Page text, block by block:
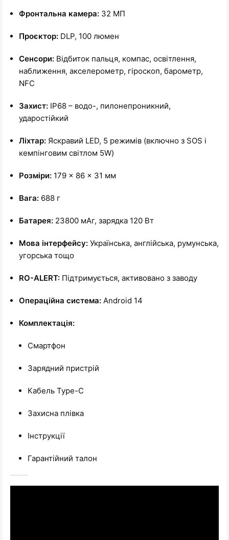
Фронтальна камера: 32 МП
Проєктор: DLP, 100 люмен
Сенсори: Відбиток пальця, компас, освітлення,
наближення, акселерометр, гіроскоп, барометр,
NFC
Захист: IP68 – водо-, пилонепроникний,
ударостійкий
Ліхтар: Яскравий LED, 5 режимів (включно з SOS і
кемпінговим світлом 5W)
Розміри: 179 × 86 × 31 мм
Вага: 688 г
Батарея: 23800 мАг, зарядка 120 Вт
Мова інтерфейсу: Українська, англійська, румунська,
угорська тощо
RO-ALERT: Підтримується, активовано з заводу
Операційна система: Android 14
Комплектація:
Смартфон
Зарядний пристрій
Кабель Type-C
Захисна плівка
Інструкції
Гарантійний талон